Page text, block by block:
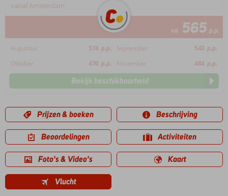
vanaf Amsterdam
va 565 p.p.
Augustus 574 p.p. September 543 p.p.
Oktober
470 p.p. November 484 p.p.
Bekijk beschikbaarheid
Prijzen & boeken Beschrijving
Beoordelingen Activiteiten
Foto's & Video's Kaart
Vlucht